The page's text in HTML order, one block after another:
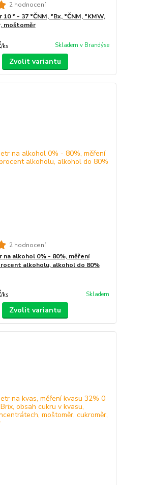
2 hodnocení
° - 37 °ČNM, °Bx, °ČNM, °KMW,
moštoměr
/ks Skladem v Brandýse
Zvolit variantu
2 hodnocení
alkohol 0% - 80%, měření
alkoholu, alkohol do 80%
/ks Skladem
Zvolit variantu